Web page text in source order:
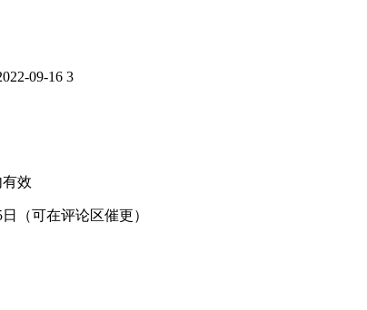
09-16 3
效
（可在评论区催更）